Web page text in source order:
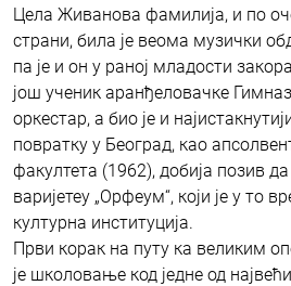
Цела Живанова фамилија, и по
страни, била је веома музички
па је и он у раној младости
још ученик аранђеловачке
оркестар, а био је и
повратку у Београд, као
факултета (1962), добија позив
варијетеу „Орфеум“, који је у то
културна институција.
Први корак на путу ка великим
је школовање код једне од